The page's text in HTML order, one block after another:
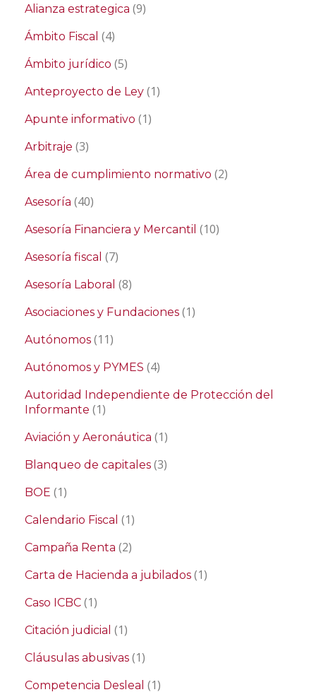
Alianza estrategica (9)
Ámbito Fiscal (4)
Ámbito jurídico (5)
Anteproyecto de Ley (1)
Apunte informativo (1)
Arbitraje (3)
Área de cumplimiento normativo (2)
Asesoría (40)
Asesoría Financiera y Mercantil (10)
Asesoría fiscal (7)
Asesoría Laboral (8)
Asociaciones y Fundaciones (1)
Autónomos (11)
Autónomos y PYMES (4)
Autoridad Independiente de Protección del
Informante (1)
Aviación y Aeronáutica (1)
Blanqueo de capitales (3)
BOE (1)
Calendario Fiscal (1)
Campaña Renta (2)
Carta de Hacienda a jubilados (1)
Caso ICBC (1)
Citación judicial (1)
Cláusulas abusivas (1)
Competencia Desleal (1)